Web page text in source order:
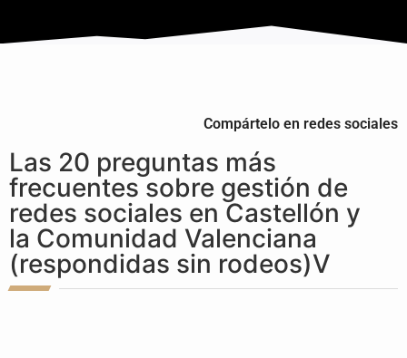
Compártelo en redes sociales
Las 20 preguntas más
frecuentes sobre gestión de
redes sociales en Castellón y
la Comunidad Valenciana
(respondidas sin rodeos)V